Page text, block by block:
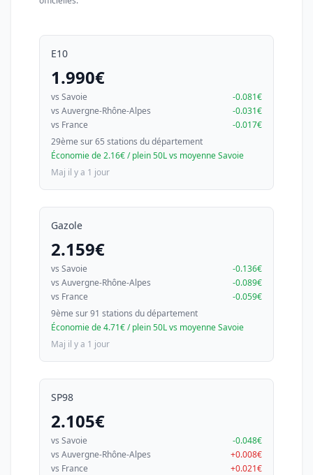
E10
1.990€
vs Savoie
-0.081€
vs Auvergne-Rhône-Alpes
-0.031€
vs France
-0.017€
29ème sur 65 stations du département
Économie de 2.16€ / plein 50L vs moyenne Savoie
Maj il y a 1 jour
Gazole
2.159€
vs Savoie
-0.136€
vs Auvergne-Rhône-Alpes
-0.089€
vs France
-0.059€
9ème sur 91 stations du département
Économie de 4.71€ / plein 50L vs moyenne Savoie
Maj il y a 1 jour
SP98
2.105€
vs Savoie
-0.048€
vs Auvergne-Rhône-Alpes
+0.008€
vs France
+0.021€